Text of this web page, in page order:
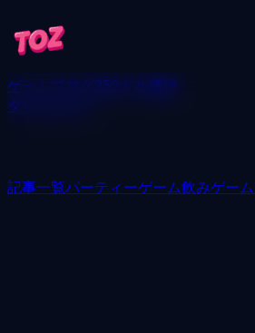
ゲーム ブログ250ドル獲得
ダウンロード
記事一覧パーティーゲーム飲みゲーム